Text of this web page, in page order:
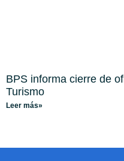
BPS informa cierre de
Turismo
Leer más»